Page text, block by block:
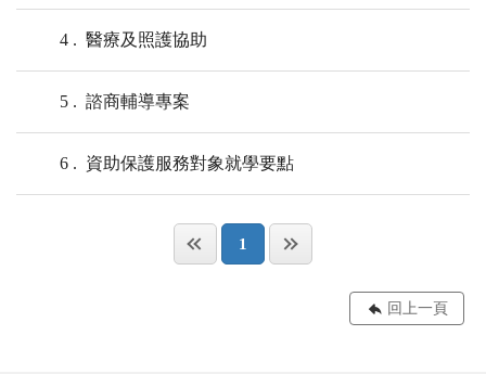
4 醫療及照護協助
5 諮商輔導專案
6 資助保護服務對象就學要點
1
回上一頁